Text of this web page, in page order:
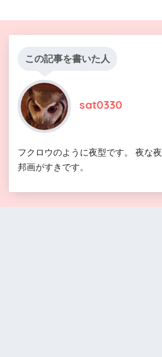
この記事を書いた人
sat0330
フクロウのように夜型です。 夜な
邦画がすきです。